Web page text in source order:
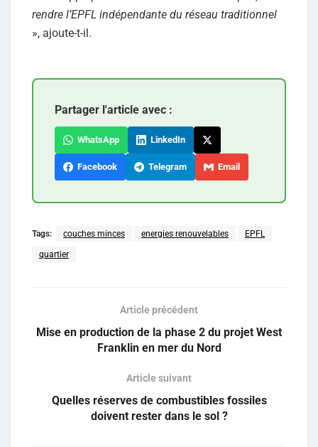
rendre l’EPFL indépendante du réseau traditionnel
», ajoute-t-il.
Partager l'article avec :
WhatsApp LinkedIn
Facebook Telegram Email
Tags: couches minces energies renouvelables EPFL
quartier
Article précédent
Mise en production de la phase 2 du projet West
Franklin en mer du Nord
Article suivant
Quelles réserves de combustibles fossiles
doivent rester dans le sol ?